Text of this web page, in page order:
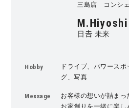
三島店 コンシェ
M.Hiyoshi
日𠮷 未来
Hobby
ドライブ、パワース
グ、写真
Message
お客様の想いが詰ま
お家創りを一緒に楽